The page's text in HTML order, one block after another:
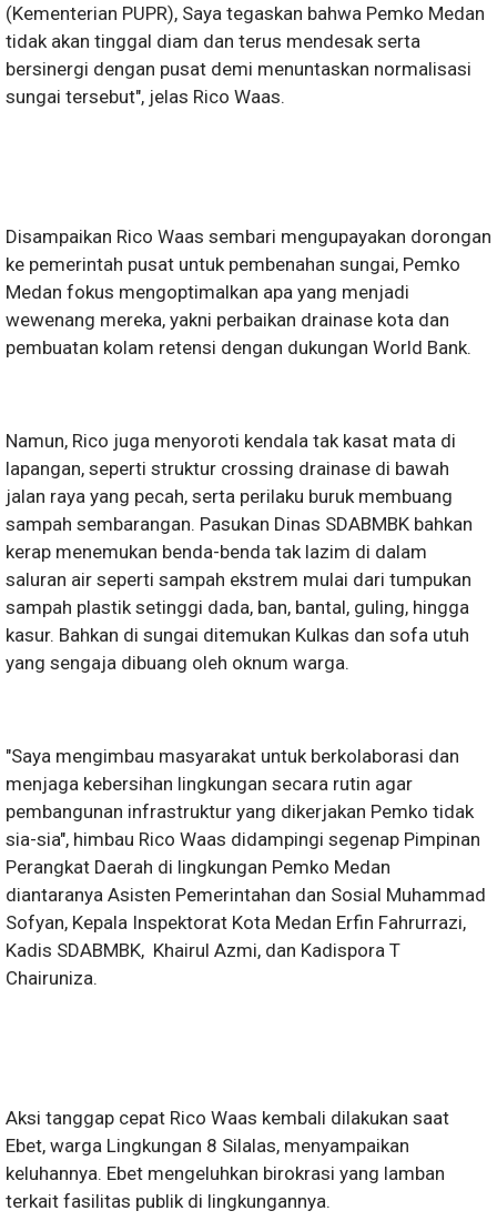
(Kementerian PUPR), Saya tegaskan bahwa Pemko Medan
tidak akan tinggal diam dan terus mendesak serta
bersinergi dengan pusat demi menuntaskan normalisasi
sungai tersebut", jelas Rico Waas.
Disampaikan Rico Waas sembari mengupayakan dorongan
ke pemerintah pusat untuk pembenahan sungai, Pemko
Medan fokus mengoptimalkan apa yang menjadi
wewenang mereka, yakni perbaikan drainase kota dan
pembuatan kolam retensi dengan dukungan World Bank.
Namun, Rico juga menyoroti kendala tak kasat mata di
lapangan, seperti struktur crossing drainase di bawah
jalan raya yang pecah, serta perilaku buruk membuang
sampah sembarangan. Pasukan Dinas SDABMBK bahkan
kerap menemukan benda-benda tak lazim di dalam
saluran air seperti sampah ekstrem mulai dari tumpukan
sampah plastik setinggi dada, ban, bantal, guling, hingga
kasur. Bahkan di sungai ditemukan Kulkas dan sofa utuh
yang sengaja dibuang oleh oknum warga.
"Saya mengimbau masyarakat untuk berkolaborasi dan
menjaga kebersihan lingkungan secara rutin agar
pembangunan infrastruktur yang dikerjakan Pemko tidak
sia-sia", himbau Rico Waas didampingi segenap Pimpinan
Perangkat Daerah di lingkungan Pemko Medan
diantaranya Asisten Pemerintahan dan Sosial Muhammad
Sofyan, Kepala Inspektorat Kota Medan Erfin Fahrurrazi,
Kadis SDABMBK, Khairul Azmi, dan Kadispora T
Chairuniza.
Aksi tanggap cepat Rico Waas kembali dilakukan saat
Ebet, warga Lingkungan 8 Silalas, menyampaikan
keluhannya. Ebet mengeluhkan birokrasi yang lamban
terkait fasilitas publik di lingkungannya.